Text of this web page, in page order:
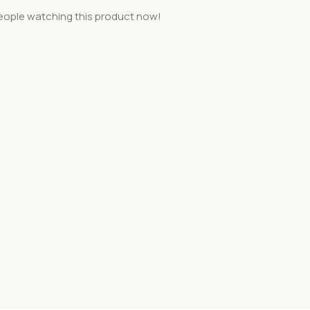
watching this product now!